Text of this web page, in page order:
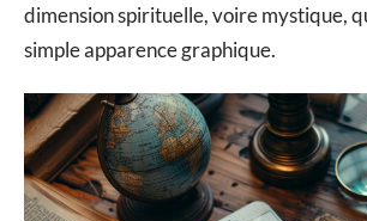
dimension spirituelle, voire mystique,
simple apparence graphique.